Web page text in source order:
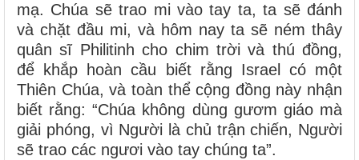
mạ. Chúa sẽ trao mi vào tay ta, ta sẽ đánh
và chặt đầu mi, và hôm nay ta sẽ ném thây
quân sĩ Philitinh cho chim trời và thú đồng,
để khắp hoàn cầu biết rằng Israel có một
Thiên Chúa, và toàn thể cộng đồng này nhận
biết rằng: “Chúa không dùng gươm giáo mà
giải phóng, vì Người là chủ trận chiến, Người
sẽ trao các ngươi vào tay chúng ta”.